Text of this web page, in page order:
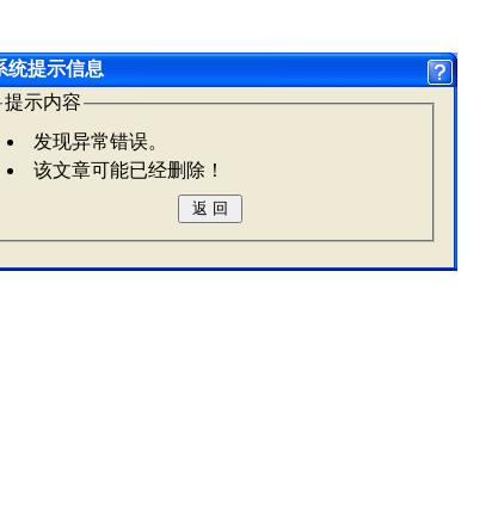
统提示信息
提示内容
发现异常错误。
该文章可能已经删除！